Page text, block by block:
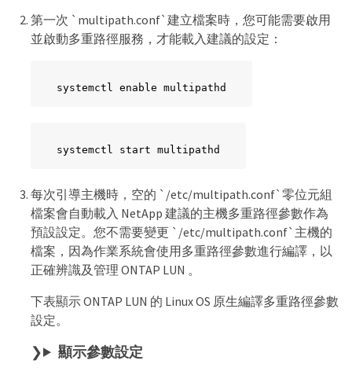
第一次 `multipath.conf`建立檔案時，您可能需要啟用
並啟動多重路徑服務，才能載入建議的設定：
systemctl enable multipathd
systemctl start multipathd
每次引導主機時，空的 `/etc/multipath.conf`零位元組
檔案會自動載入 NetApp 建議的主機多重路徑參數作為
預設設定。您不需要變更 `/etc/multipath.conf`主機的
檔案，因為作業系統會使用多重路徑參數進行編譯，以
正確辨識及管理 ONTAP LUN 。
下表顯示 ONTAP LUN 的 Linux OS 原生編譯多重路徑參數
設定。
顯示參數設定